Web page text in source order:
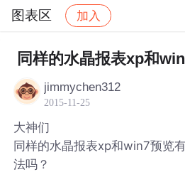
图表区 加入
社区 图表区 帖子详情
同样的水晶报表xp和
jimmychen312
2015-11-25
大神们
同样的水晶报表xp和win7预览
法吗？